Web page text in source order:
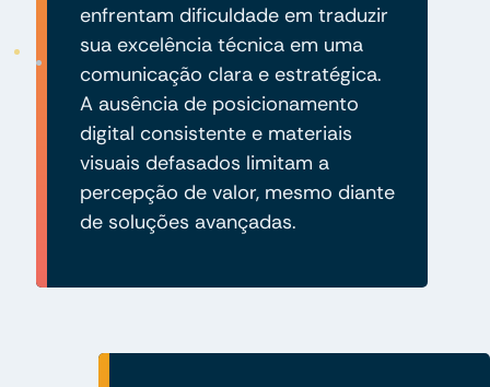
enfrentam dificuldade em traduzir
sua excelência técnica em uma
comunicação clara e estratégica.
A ausência de posicionamento
digital consistente e materiais
visuais defasados limitam a
percepção de valor, mesmo diante
de soluções avançadas.